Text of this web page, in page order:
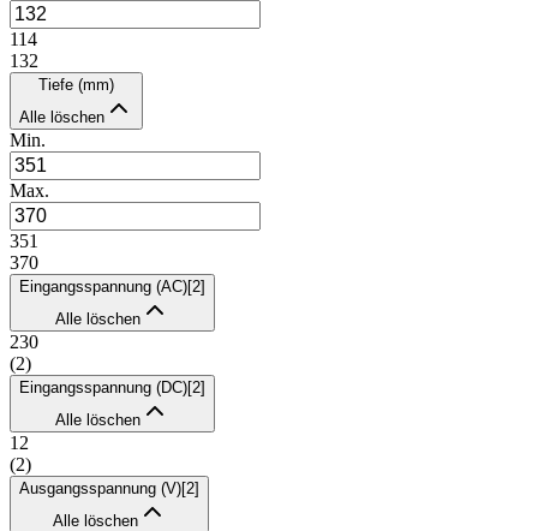
114
132
Tiefe (mm)
Alle löschen
Min.
Max.
351
370
Eingangsspannung (AC)[2]
Alle löschen
230
(2)
Eingangsspannung (DC)[2]
Alle löschen
12
(2)
Ausgangsspannung (V)[2]
Alle löschen